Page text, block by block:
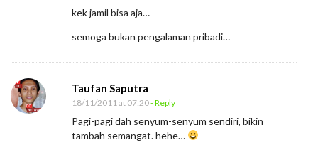
kek jamil bisa aja…
semoga bukan pengalaman pribadi…
Taufan Saputra
18/11/2011 at 07:20- Reply
Pagi-pagi dah senyum-senyum sendiri, bikin
tambah semangat. hehe…